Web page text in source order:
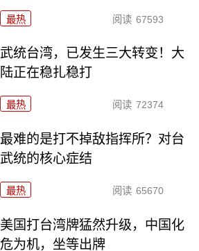
最热 阅读 67593
武统台湾，已发生三大转变！大
陆正在稳扎稳打
最热 阅读 72374
最难的是打不掉敌指挥所？对台
武统的核心症结
最热 阅读 65670
美国打台湾牌猛然升级，中国化
危为机，坐等出牌